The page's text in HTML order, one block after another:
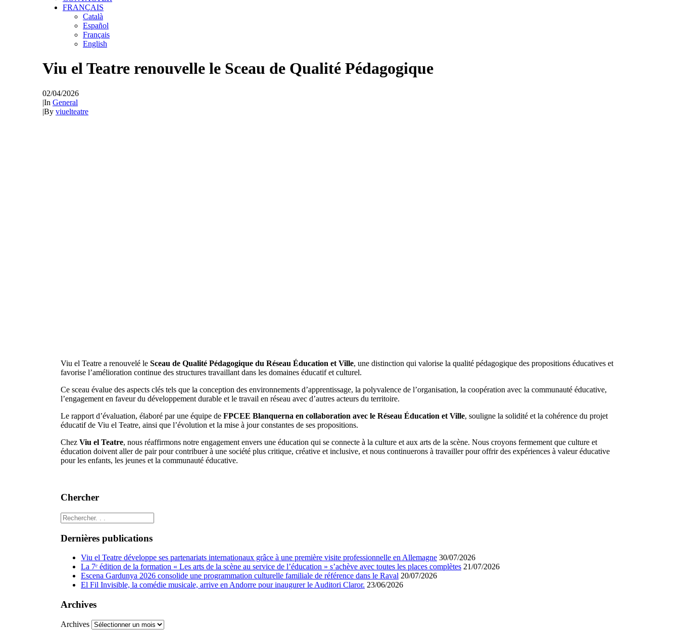
FRANÇAIS
Català
Español
Français
English
Viu el Teatre renouvelle le Sceau de Qualité Pédagogique
02/04/2026
|In General
|By viuelteatre
Viu el Teatre a renouvelé le Sceau de Qualité Pédagogique du Réseau Éducation et Ville, une distinction qui valorise la qualité pédagogique des propositions éducatives et
favorise l’amélioration continue des structures travaillant dans les domaines éducatif et culturel.
Ce sceau évalue des aspects clés tels que la conception des environnements d’apprentissage, la polyvalence de l’organisation, la coopération avec la communauté éducative,
l’engagement en faveur du développement durable et le travail en réseau avec d’autres acteurs du territoire.
Le rapport d’évaluation, élaboré par une équipe de FPCEE Blanquerna en collaboration avec le Réseau Éducation et Ville, souligne la solidité et la cohérence du projet
éducatif de Viu el Teatre, ainsi que l’évolution et la mise à jour constantes de ses propositions.
Chez Viu el Teatre, nous réaffirmons notre engagement envers une éducation qui se connecte à la culture et aux arts de la scène. Nous croyons fermement que culture et
éducation doivent aller de pair pour contribuer à une société plus critique, créative et inclusive, et nous continuerons à travailler pour offrir des expériences à valeur éducative
pour les enfants, les jeunes et la communauté éducative.
Chercher
Dernières publications
Viu el Teatre développe ses partenariats internationaux grâce à une première visite professionnelle en Allemagne 30/07/2026
La 7ᵉ édition de la formation « Les arts de la scène au service de l’éducation » s’achève avec toutes les places complètes 21/07/2026
Escena Gardunya 2026 consolide une programmation culturelle familiale de référence dans le Raval 20/07/2026
El Fil Invisible, la comédie musicale, arrive en Andorre pour inaugurer le Auditori Claror. 23/06/2026
Archives
Archives